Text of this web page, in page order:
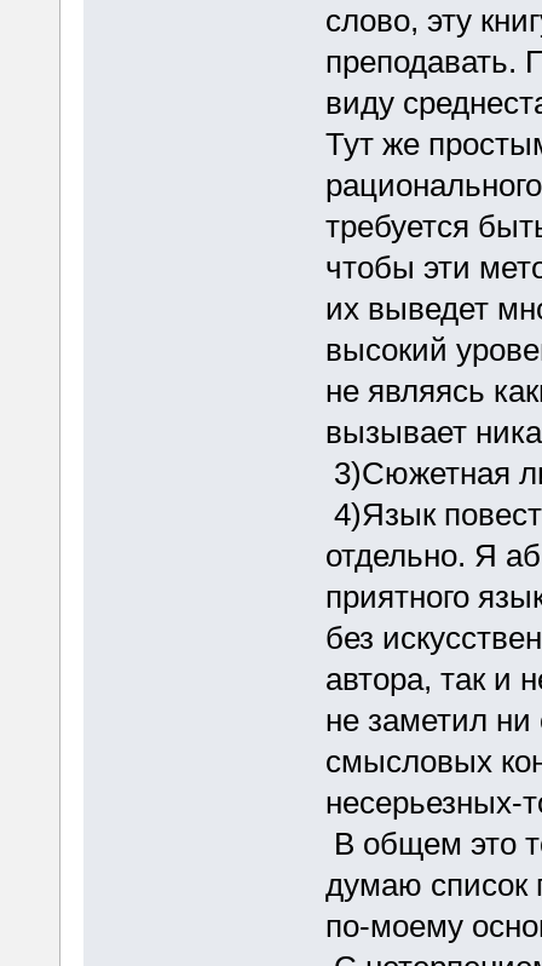
слово, эту
преподавать.
виду
Тут же
требуется
чтобы эти
их выведет
высокий
не являясь
вызывает
3)Сюжетная
4)Язык
отдельно. Я
приятного
без
автора, так и
не заметил ни
смысловых
несерьезных-
В общем это
думаю список
по-моему